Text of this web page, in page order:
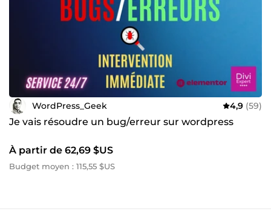
WordPress_Geek 4,9 (59)
Je vais résoudre un bug/erreur sur wordpress
À partir de 62,69 $US
Budget moyen : 115,55 $US